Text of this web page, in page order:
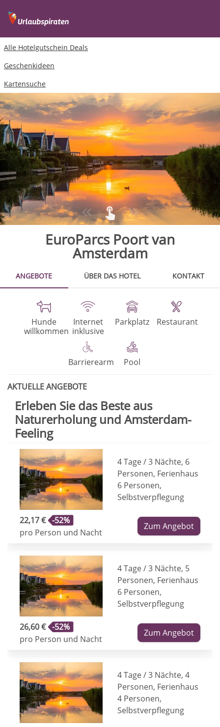
Alle Hotelgutschein Deals
Geschenkideen
Kartensuche
EuroParcs Poort van
Amsterdam
ANGEBOTE ÜBER DAS HOTEL KONTAKT
Hunde
willkommen
Internet
inklusive
Parkplatz Restaurant
Barrierearm Pool
AKTUELLE ANGEBOTE
Erleben Sie das Beste aus
Naturerholung und Amsterdam-
Feeling
4 Tage / 3 Nächte, 6
Personen, Ferienhaus
6 Personen,
Selbstverpflegung
22,17 € -52%
pro Person und Nacht
Zum Angebot
4 Tage / 3 Nächte, 5
Personen, Ferienhaus
6 Personen,
Selbstverpflegung
26,60 € -52%
pro Person und Nacht
Zum Angebot
4 Tage / 3 Nächte, 4
Personen, Ferienhaus
4 Personen,
Selbstverpflegung